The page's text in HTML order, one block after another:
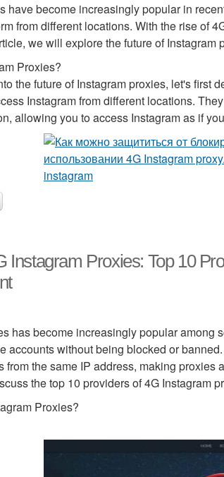
have become increasingly popular in
from different locations. With the rise of
we will explore the future of
Proxies?
the future of Instagram proxies, let's first
Instagram from different locations.
allowing you to access Instagram as if
Instagram Proxies: Top 10
has become increasingly popular among
accounts without being blocked or
from the same IP address, making
the top 10 providers of 4G Instagram
Proxies?